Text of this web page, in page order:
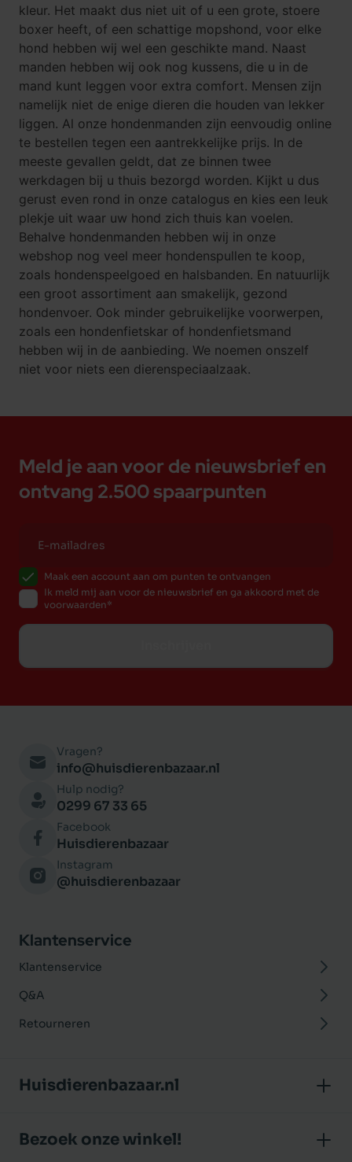
kleur. Het maakt dus niet uit of u een grote, stoere
boxer heeft, of een schattige mopshond, voor elke
hond hebben wij wel een geschikte mand. Naast
manden hebben wij ook nog kussens, die u in de
mand kunt leggen voor extra comfort. Mensen zijn
namelijk niet de enige dieren die houden van lekker
liggen. Al onze hondenmanden zijn eenvoudig online
te bestellen tegen een aantrekkelijke prijs. In de
meeste gevallen geldt, dat ze binnen twee
werkdagen bij u thuis bezorgd worden. Kijkt u dus
gerust even rond in onze catalogus en kies een leuk
plekje uit waar uw hond zich thuis kan voelen.
Behalve hondenmanden hebben wij in onze
webshop nog veel meer hondenspullen te koop,
zoals hondenspeelgoed en halsbanden. En natuurlijk
een groot assortiment aan smakelijk, gezond
hondenvoer. Ook minder gebruikelijke voorwerpen,
zoals een hondenfietskar of hondenfietsmand
hebben wij in de aanbieding. We noemen onszelf
niet voor niets een dierenspeciaalzaak.
Meld je aan voor de nieuwsbrief en
ontvang 2.500 spaarpunten
Maak een account aan om punten te ontvangen
Ik meld mij aan voor de nieuwsbrief en ga akkoord met de
voorwaarden
Vragen?
info@huisdierenbazaar.nl
Hulp nodig?
0299 67 33 65
Facebook
Huisdierenbazaar
Instagram
@huisdierenbazaar
Klantenservice
Klantenservice
Q&A
Retourneren
Huisdierenbazaar.nl
Bezoek onze winkel!